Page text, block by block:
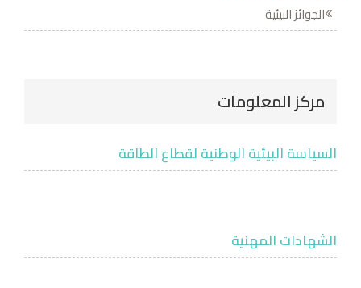
الجوائز البيئية
مركز المعلومات
السياسة البيئية الوطنية لقطاع الطاقة
الشهادات المهنية